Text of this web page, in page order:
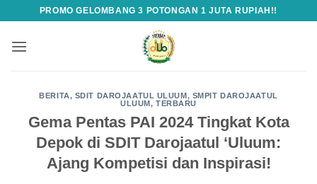
content
PROMO GELOMBANG 3 POTONGAN 1 JUTA RUPIAH!!
BERITA, SDIT DAROJAATUL ULUUM, SMPIT DAROJAATUL
ULUUM, TERBARU
Gema Pentas PAI 2024 Tingkat Kota
Depok di SDIT Darojaatul ‘Uluum:
Ajang ‎Kompetisi dan Inspirasi!‎